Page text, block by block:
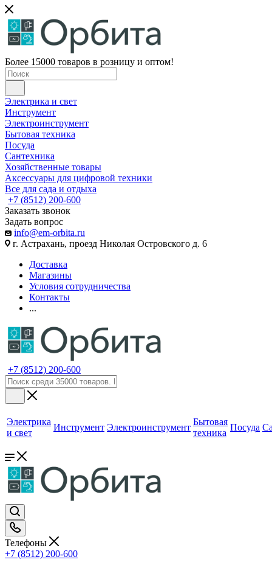
Более 15000 товаров в розницу и оптом!
Электрика и свет
Инструмент
Электроинструмент
Бытовая техника
Посуда
Сантехника
Хозяйственные товары
Аксессуары для цифровой техники
Все для сада и отдыха
+7 (8512) 200-600
Заказать звонок
Задать вопрос
info@em-orbita.ru
г. Астрахань, проезд Николая Островского д. 6
Доставка
Магазины
Условия сотрудничества
Контакты
...
+7 (8512) 200-600
Электрика
и свет
Инструмент Электроинструмент
Бытовая
техника
Посуда
Телефоны
+7 (8512) 200-600